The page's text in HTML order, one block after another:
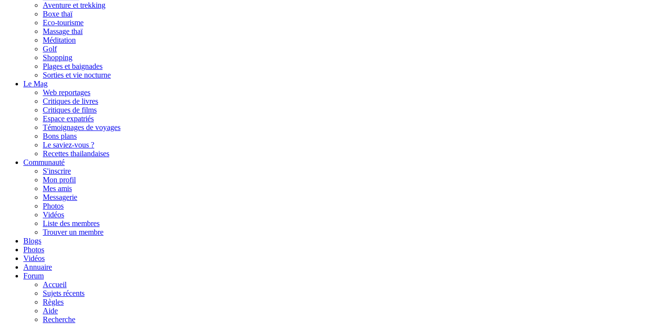
Aventure et trekking
Boxe thaï
Eco-tourisme
Massage thaï
Méditation
Golf
Shopping
Plages et baignades
Sorties et vie nocturne
Le Mag
Web reportages
Critiques de livres
Critiques de films
Espace expatriés
Témoignages de voyages
Bons plans
Le saviez-vous ?
Recettes thailandaises
Communauté
S'inscrire
Mon profil
Mes amis
Messagerie
Photos
Vidéos
Liste des membres
Trouver un membre
Blogs
Photos
Vidéos
Annuaire
Forum
Accueil
Sujets récents
Règles
Aide
Recherche